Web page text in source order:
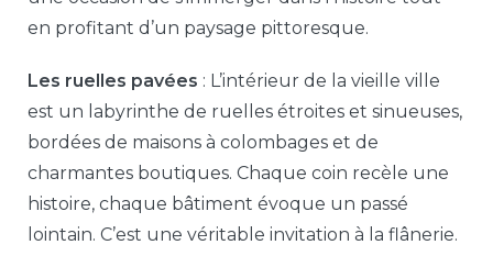
en profitant d’un paysage pittoresque.
Les ruelles pavées : L’intérieur de la vieille ville
est un labyrinthe de ruelles étroites et sinueuses,
bordées de maisons à colombages et de
charmantes boutiques. Chaque coin recèle une
histoire, chaque bâtiment évoque un passé
lointain. C’est une véritable invitation à la flânerie.